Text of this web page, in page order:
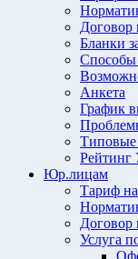
Договор
Бланки
Способы
Анкета
График
Юр.лицам
Тариф
Договор
Услуга